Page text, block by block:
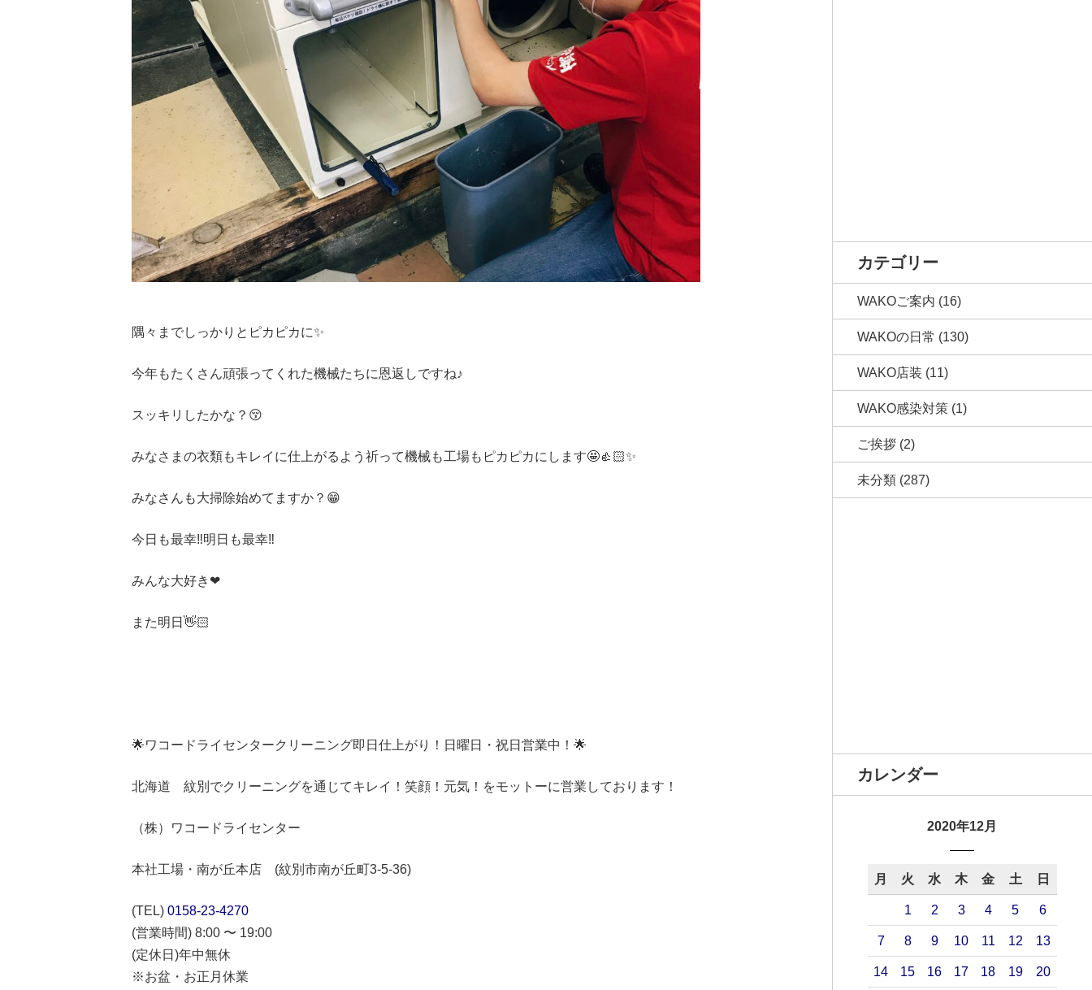
隅々までしっかりとピカピカに✨
今年もたくさん頑張ってくれた機械たちに恩返しですね♪
スッキリしたかな？😚
みなさまの衣類もキレイに仕上がるよう祈って機械も工場もピカピカにします🤩👍🏻✨
みなさんも大掃除始めてますか？😁
今日も最幸‼️明日も最幸‼️
みんな大好き❤
また明日👋🏻
🌟ワコードライセンタークリーニング即日仕上がり！日曜日・祝日営業中！🌟
北海道 紋別でクリーニングを通じてキレイ！笑顔！元気！をモットーに営業しております！
（株）ワコードライセンター
本社工場・南が丘本店 (紋別市南が丘町3-5-36)
(TEL) 0158-23-4270
(営業時間) 8:00 〜 19:00
(定休日)年中無休
※お盆・お正月休業
カテゴリー
WAKOご案内 (16)
WAKOの日常 (130)
WAKO店装 (11)
WAKO感染対策 (1)
ご挨拶 (2)
未分類 (287)
カレンダー
2020年12月
月 火 水 木 金 土 日
1 2 3 4 5 6
7 8 9 10 11 12 13
14 15 16 17 18 19 20